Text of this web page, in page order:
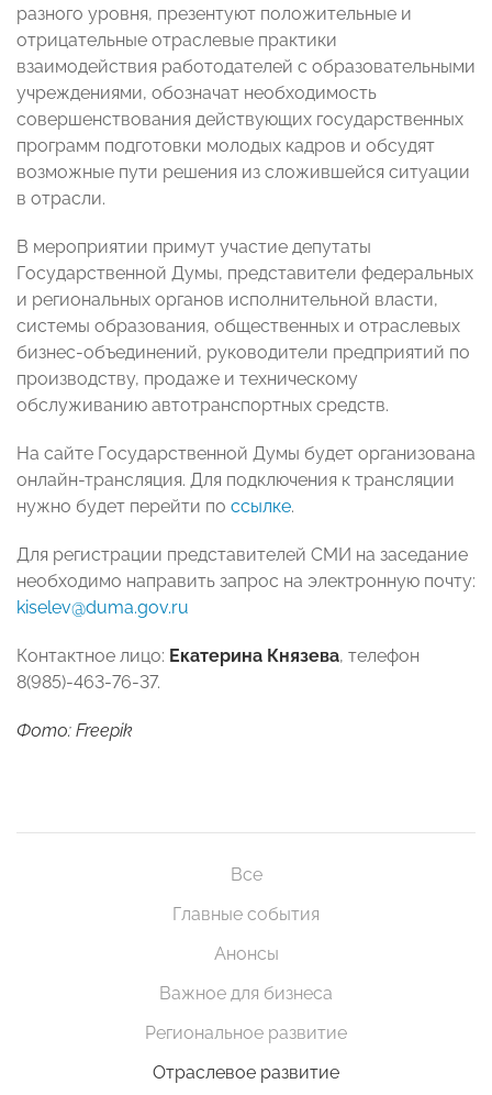
разного уровня, презентуют положительные и
отрицательные отраслевые практики
взаимодействия работодателей с образовательными
учреждениями, обозначат необходимость
совершенствования действующих государственных
программ подготовки молодых кадров и обсудят
возможные пути решения из сложившейся ситуации
в отрасли.
В мероприятии примут участие депутаты
Государственной Думы, представители федеральных
и региональных органов исполнительной власти,
системы образования, общественных и отраслевых
бизнес-объединений, руководители предприятий по
производству, продаже и техническому
обслуживанию автотранспортных средств.
На сайте Государственной Думы будет организована
онлайн-трансляция. Для подключения к трансляции
нужно будет перейти по ссылке.
Для регистрации представителей СМИ на заседание
необходимо направить запрос на электронную почту:
kiselev@duma.gov.ru
Контактное лицо: Екатерина Князева, телефон
8(985)-463-76-37.
Фото: Freepik
Все
Главные события
Анонсы
Важное для бизнеса
Региональное развитие
Отраслевое развитие